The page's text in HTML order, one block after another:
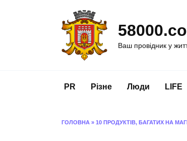
Ваш провідник у
PR Різне Люди LIFE
ГОЛОВНА » 10 ПРОДУКТІВ, БАГАТИХ НА